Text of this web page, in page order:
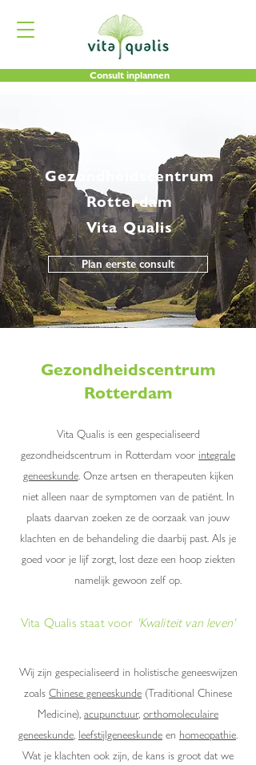
Consult inplannen
Gezondheidscentrum
Rotterdam
Vita Qualis
Plan eerste consult
Gezondheidscentrum
Rotterdam
Vita Qualis is een gespecialiseerd
gezondheidscentrum in Rotterdam voor integrale
geneeskunde. Onze artsen en therapeuten kijken
niet alleen naar de symptomen van de patiënt. In
plaats daarvan zoeken ze de oorzaak van jouw
klachten en de behandeling die daarbij past. Als je
goed voor je lijf zorgt, lost deze een hoop ziekten
namelijk gewoon zelf op.
Vita Qualis staat voor 'Kwaliteit van leven'
Wij zijn gespecialiseerd in holistische geneeswijzen
zoals Chinese geneeskunde (Traditional Chinese
Medicine), acupunctuur, orthomoleculaire
geneeskunde, leefstijlgeneeskunde en homeopathie.
Wat je klachten ook zijn, de kans is groot dat we